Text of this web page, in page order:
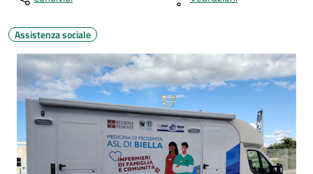
Assistenza sociale